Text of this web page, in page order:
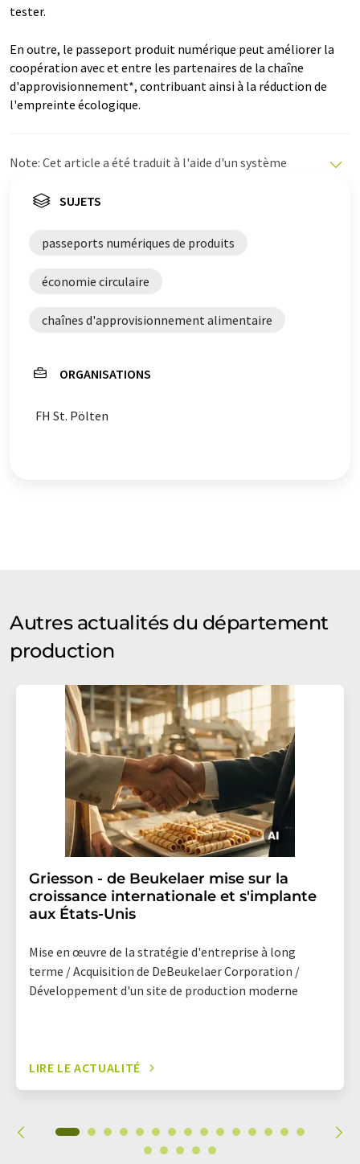
tester.
En outre, le passeport produit numérique peut améliorer la
coopération avec et entre les partenaires de la chaîne
d'approvisionnement*, contribuant ainsi à la réduction de
l'empreinte écologique.
Note: Cet article a été traduit à l'aide d'un système
propose ces traductions automatiques pour présenter
été traduit avec traduction automatique, il est possible
qu'il contienne des erreurs de vocabulaire, de syntaxe ou
de grammaire. L'article original dans Allemand peut
SUJETS
passeports numériques de produits
économie circulaire
chaînes d'approvisionnement alimentaire
ORGANISATIONS
FH St. Pölten
Autres actualités du département
production
Griesson - de Beukelaer mise sur la
croissance internationale et s'implante
aux États-Unis
Mise en œuvre de la stratégie d'entreprise à long
terme / Acquisition de DeBeukelaer Corporation /
Développement d'un site de production moderne
LIRE LE ACTUALITÉ